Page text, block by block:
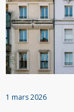
1 mars 2026